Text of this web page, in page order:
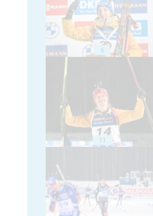
6
11